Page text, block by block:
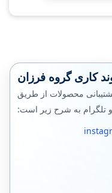
کاری گروه فرزان
محصولات از طریق
تلگرام به شرح زیر است: